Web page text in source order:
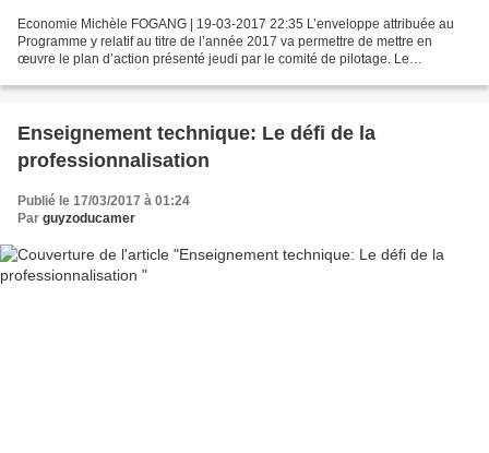
Economie Michèle FOGANG | 19-03-2017 22:35 L’enveloppe attribuée au
Programme y relatif au titre de l’année 2017 va permettre de mettre en
œuvre le plan d’action présenté jeudi par le comité de pilotage. Le
Enseignement technique: Le défi de la
professionnalisation
Publié le 17/03/2017 à 01:24
Par guyzoducamer